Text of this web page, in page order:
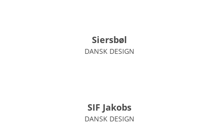
Siersbøl
DANSK DESIGN
SIF Jakobs
DANSK DESIGN